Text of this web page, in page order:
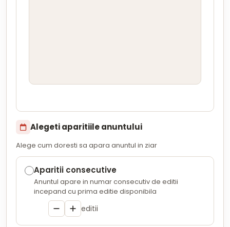
Alegeti aparitiile anuntului
Alege cum doresti sa apara anuntul in ziar
Aparitii consecutive
Anuntul apare in numar consecutiv de editii
incepand cu prima editie disponibila
editii